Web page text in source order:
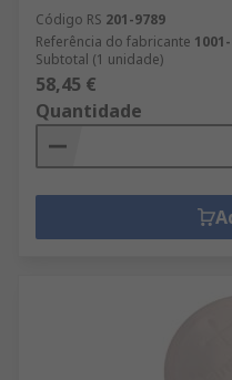
Código RS 201-9789
Referência do fabricante
Subtotal (1 unidade)
58,45 €
Quantidade